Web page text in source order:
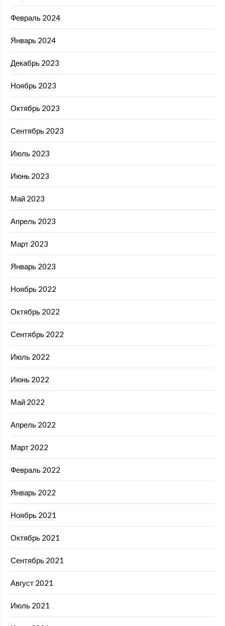
Февраль 2024
Январь 2024
Декабрь 2023
Ноябрь 2023
Октябрь 2023
Сентябрь 2023
Июль 2023
Июнь 2023
Май 2023
Апрель 2023
Март 2023
Январь 2023
Ноябрь 2022
Октябрь 2022
Сентябрь 2022
Июль 2022
Июнь 2022
Май 2022
Апрель 2022
Март 2022
Февраль 2022
Январь 2022
Ноябрь 2021
Октябрь 2021
Сентябрь 2021
Август 2021
Июль 2021